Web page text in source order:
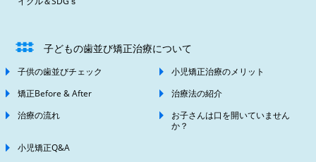
子どもの歯並び矯正治療について
子供の歯並びチェック
小児矯正治療のメリット
矯正Before & After
治療法の紹介
治療の流れ
お子さんは口を開いていません
か？
小児矯正Q&A